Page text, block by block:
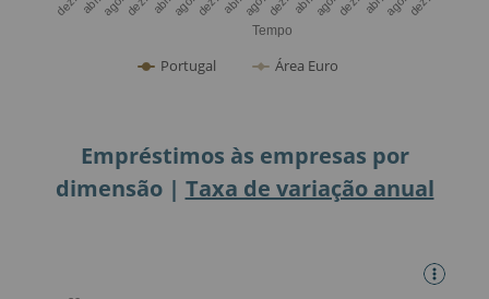
Empréstimos às empresas por
dimensão | Taxa de variação anual